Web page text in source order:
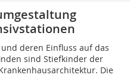
deren Einfluss auf das
sind Stiefkinder der
Die